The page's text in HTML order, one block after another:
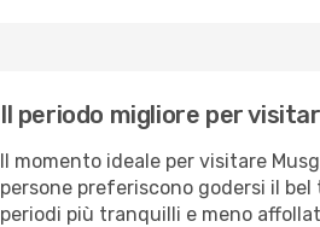
Il periodo migliore per
Il momento ideale per visitare
persone preferiscono godersi il
periodi più tranquilli e meno